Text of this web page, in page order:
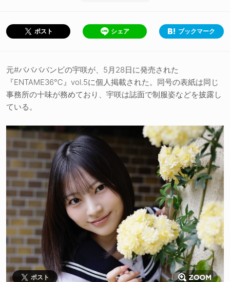
ポスト シェア ブックマーク
元#ババババンビの宇咲が、5月28日に発売された
『ENTAME36℃』vol.5に個人掲載された。同号の表紙は同じ
事務所の十味が務めており、宇咲は誌面で制服姿などを披露し
ている。
ポスト